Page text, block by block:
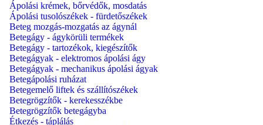
Ápolási krémek, bőrvédők, mosdatás
Ápolási tusolószékek - fürdetőszékek
Beteg mozgás-mozgatás az ágynál
Betegágy - ágykörüli termékek
Betegágy - tartozékok, kiegészítők
Betegágyak - elektromos ápolási ágy
Betegágyak - mechanikus ápolási ágyak
Betegápolási ruházat
Betegemelő liftek és szállítószékek
Betegrögzítők - kerekesszékbe
Betegrögzítők betegágyba
Étkezés - táplálás